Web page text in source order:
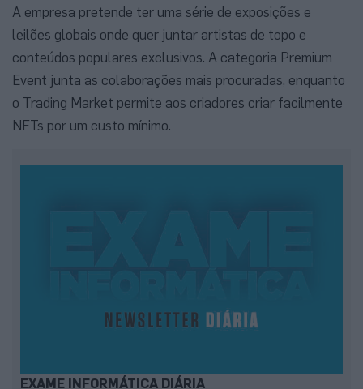
A empresa pretende ter uma série de exposições e
leilões globais onde quer juntar artistas de topo e
conteúdos populares exclusivos. A categoria Premium
Event junta as colaborações mais procuradas, enquanto
o Trading Market permite aos criadores criar facilmente
NFTs por um custo mínimo.
EXAME INFORMÁTICA DIÁRIA